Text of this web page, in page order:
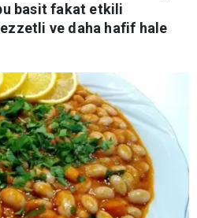
basit fakat etkili
ve daha hafif hale